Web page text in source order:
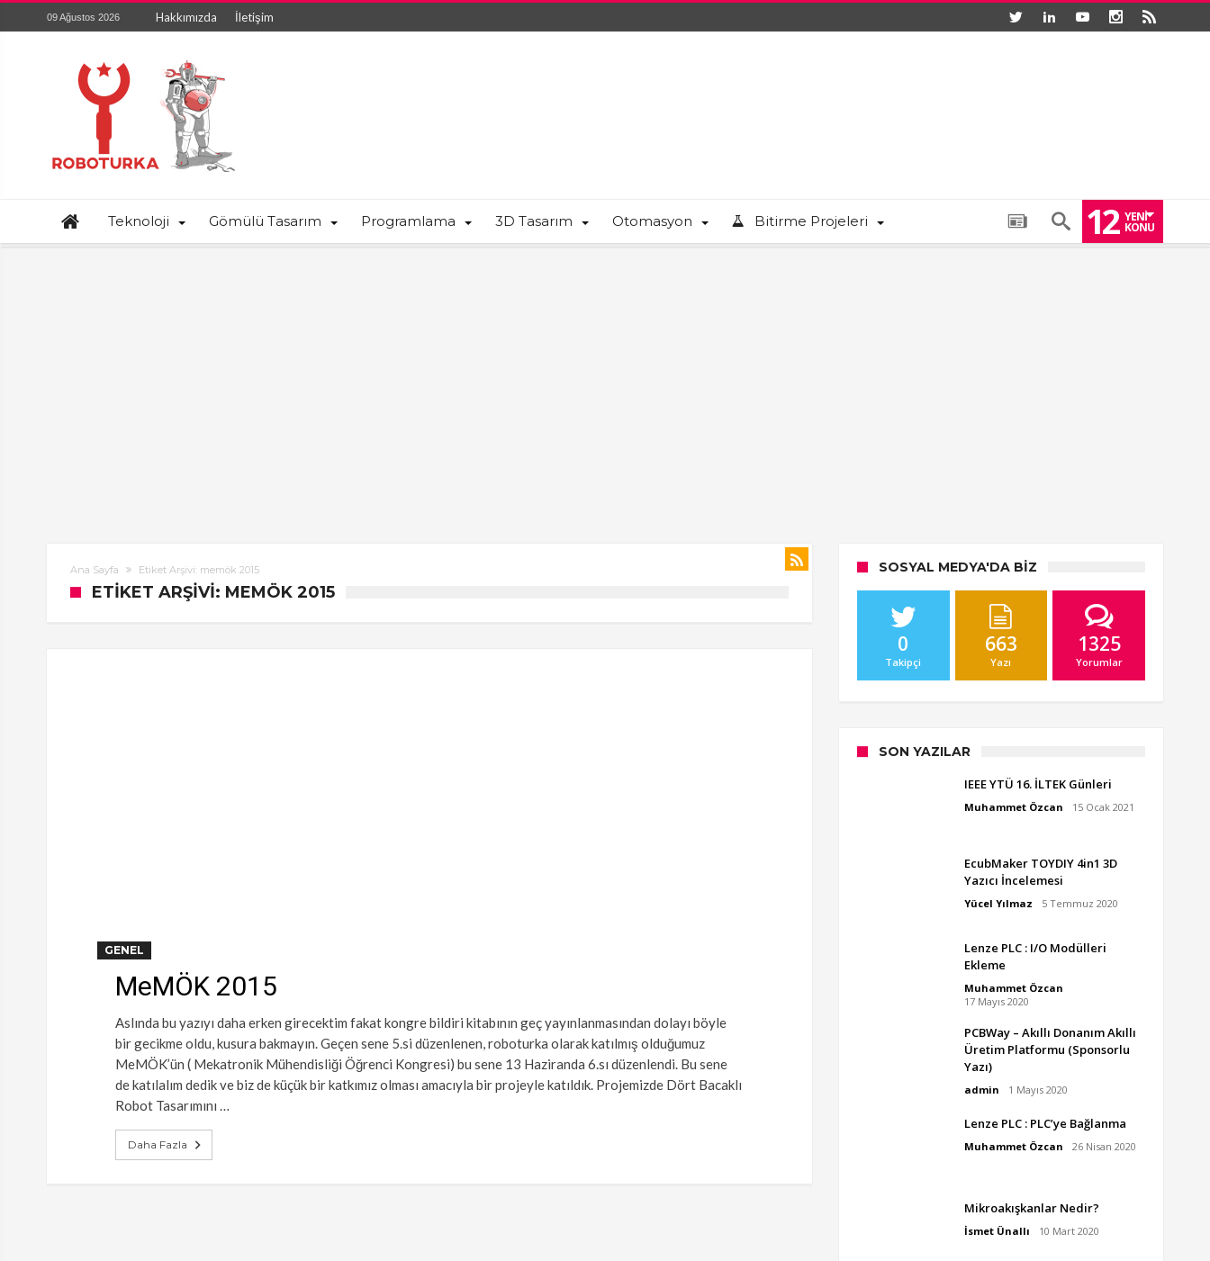
09 Ağustos 2026 Hakkımızda İletişim
Teknoloji Gömülü Tasarım Programlama 3D Tasarım Otomasyon Bitirme Projeleri 12 YENI
KONU
Ana Sayfa Etiket Arşivi: memök 2015
ETIKET ARŞIVI: MEMÖK 2015
GENEL
MeMÖK 2015
Aslında bu yazıyı daha erken girecektim fakat kongre bildiri kitabının geç yayınlanmasından dolayı böyle
bir gecikme oldu, kusura bakmayın. Geçen sene 5.si düzenlenen, roboturka olarak katılmış olduğumuz
MeMÖK’ün ( Mekatronik Mühendisliği Öğrenci Kongresi) bu sene 13 Haziranda 6.sı düzenlendi. Bu sene
de katılalım dedik ve biz de küçük bir katkımız olması amacıyla bir projeyle katıldık. Projemizde Dört Bacaklı
Robot Tasarımını …
Daha Fazla
SOSYAL MEDYA'DA BIZ
0
Takipçi
663
Yazı
1325
Yorumlar
SON YAZILAR
IEEE YTÜ 16. İLTEK Günleri
Muhammet Özcan 15 Ocak 2021
EcubMaker TOYDIY 4in1 3D
Yazıcı İncelemesi
Yücel Yılmaz 5 Temmuz 2020
Lenze PLC : I/O Modülleri
Ekleme
Muhammet Özcan
17 Mayıs 2020
PCBWay – Akıllı Donanım Akıllı
Üretim Platformu (Sponsorlu
Yazı)
admin 1 Mayıs 2020
Lenze PLC : PLC’ye Bağlanma
Muhammet Özcan 26 Nisan 2020
Mikroakışkanlar Nedir?
İsmet Ünallı 10 Mart 2020